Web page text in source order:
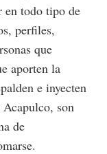
en todo tipo de
perfiles,
que
aporten la
e inyecten
son
de